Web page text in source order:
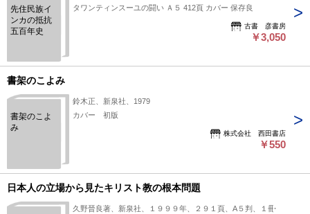
先住民族イ
ンカの抵抗
五百年史
タワンティンスーユの闘い Ａ５ 412頁 カバー 保存良
古書 彦書房
￥3,050
書架のこよみ
書架のこよ
み
鈴木正、新泉社、1979
カバー 初版
株式会社 西田書店
￥550
日本人の立場から見たキリスト教の根本問題
久野晉良著、新泉社、１９９９年、２９１頁、A５判、１冊